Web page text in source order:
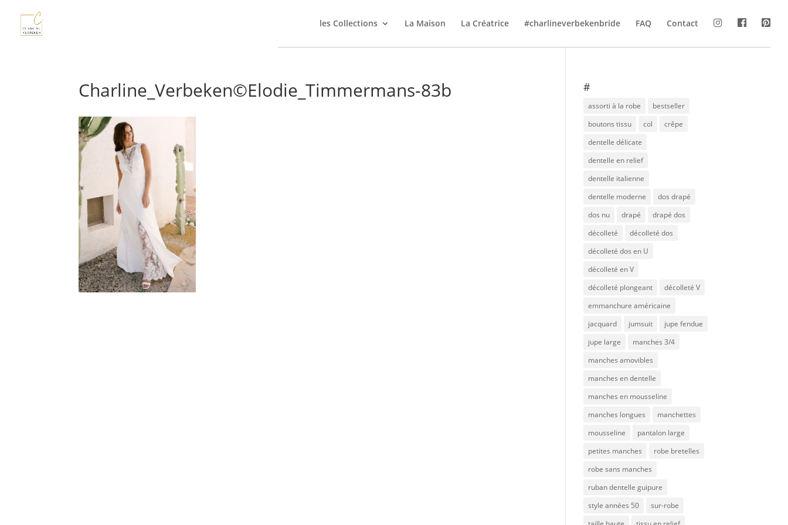
les Collections La Maison La Créatrice #charlineverbekenbride FAQ Contact
Charline_Verbeken©Elodie_Timmermans-83b #
assorti à la robe
bestseller
boutons tissu
col
crêpe
dentelle délicate
dentelle en relief
dentelle italienne
dentelle moderne
dos drapé
dos nu
drapé
drapé dos
décolleté
décolleté dos
décolleté dos en U
décolleté en V
décolleté plongeant
décolleté V
emmanchure américaine
jacquard
jumsuit
jupe fendue
jupe large
manches 3/4
manches amovibles
manches en dentelle
manches en mousseline
manches longues
manchettes
mousseline
pantalon large
petites manches
robe bretelles
robe sans manches
ruban dentelle guipure
style années 50
sur-robe